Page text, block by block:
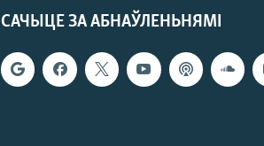
САЧЫЦЕ ЗА АБНАЎЛЕНЬНЯМІ